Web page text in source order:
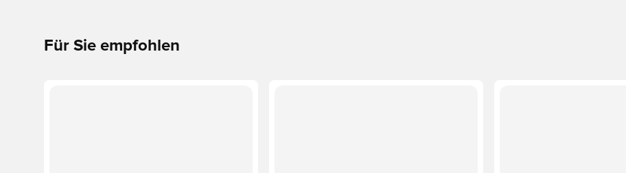
Für Sie empfohlen